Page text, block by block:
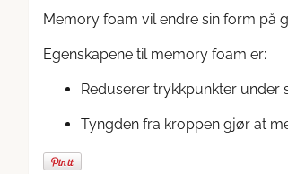
Memory foam vil endre sin form på
Egenskapene til memory foam er:
Reduserer trykkpunkter under
Tyngden fra kroppen gjør at